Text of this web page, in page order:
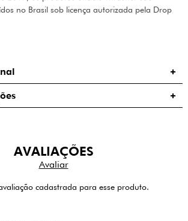
no Brasil sob licença autorizada pela Drop
AVALIAÇÕES
cadastrada para esse produto.